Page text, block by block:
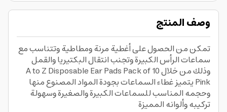
وصف المنتج
تمكن من الحصول على أغطية مرنة ومطاطية وتتناسب مع
سماعات الرأس الكبيرة وتجنب انتقال البكتيريا والقمل
وذلك من خلال A to Z Disposable Ear Pads Pack of 10
Pink يتميز غطاء السماعات بجودة المواد المصنوع منها
وحجمه المناسب للسماعات الكبيرة والصغيرة وسهولة
تركيبه وألوانه المميزة